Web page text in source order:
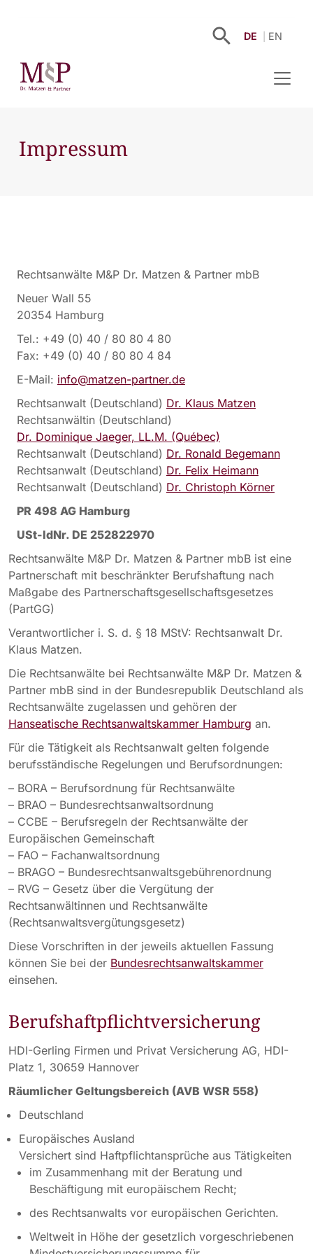
DE EN
Impressum
Rechtsanwälte M&P Dr. Matzen & Partner mbB
Neuer Wall 55
20354 Hamburg
Tel.: +49 (0) 40 / 80 80 4 80
Fax: +49 (0) 40 / 80 80 4 84
E-Mail: info@matzen-partner.de
Rechtsanwalt (Deutschland) Dr. Klaus Matzen
Rechtsanwältin (Deutschland)
Dr. Dominique Jaeger, LL.M. (Québec)
Rechtsanwalt (Deutschland) Dr. Ronald Begemann
Rechtsanwalt (Deutschland) Dr. Felix Heimann
Rechtsanwalt (Deutschland) Dr. Christoph Körner
PR 498 AG Hamburg
USt-IdNr. DE 252822970
Rechtsanwälte M&P Dr. Matzen & Partner mbB ist eine
Partnerschaft mit beschränkter Berufshaftung nach
Maßgabe des Partnerschaftsgesellschaftsgesetzes
(PartGG)
Verantwortlicher i. S. d. § 18 MStV: Rechtsanwalt Dr.
Klaus Matzen.
Die Rechtsanwälte bei Rechtsanwälte M&P Dr. Matzen &
Partner mbB sind in der Bundesrepublik Deutschland als
Rechtsanwälte zugelassen und gehören der
Hanseatische Rechtsanwaltskammer Hamburg an.
Für die Tätigkeit als Rechtsanwalt gelten folgende
berufsständische Regelungen und Berufsordnungen:
– BORA – Berufsordnung für Rechtsanwälte
– BRAO – Bundesrechtsanwaltsordnung
– CCBE – Berufsregeln der Rechtsanwälte der
Europäischen Gemeinschaft
– FAO – Fachanwaltsordnung
– BRAGO – Bundesrechtsanwaltsgebührenordnung
– RVG – Gesetz über die Vergütung der
Rechtsanwältinnen und Rechtsanwälte
(Rechtsanwaltsvergütungsgesetz)
Diese Vorschriften in der jeweils aktuellen Fassung
können Sie bei der Bundesrechtsanwaltskammer
einsehen.
Berufshaftpflichtversicherung
HDI-Gerling Firmen und Privat Versicherung AG, HDI-
Platz 1, 30659 Hannover
Räumlicher Geltungsbereich (AVB WSR 558)
Deutschland
Europäisches Ausland
Versichert sind Haftpflichtansprüche aus Tätigkeiten
im Zusammenhang mit der Beratung und
Beschäftigung mit europäischem Recht;
des Rechtsanwalts vor europäischen Gerichten.
Weltweit in Höhe der gesetzlich vorgeschriebenen